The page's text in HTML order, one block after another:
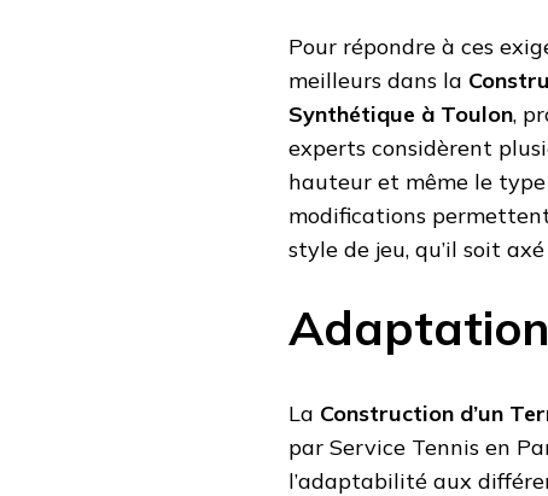
Pour répondre à ces
meilleurs dans la
Synthétique à Toulon,
experts considèrent
hauteur et même le type
modifications
style de jeu, qu’il soit
La Construction d’un
par Service Tennis en
l’adaptabilité aux